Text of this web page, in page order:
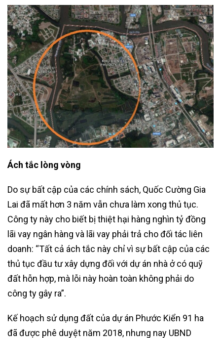
Ách tắc lòng vòng
Do sự bất cập của các chính sách, Quốc Cường Gia
Lai đã mất hơn 3 năm vẫn chưa làm xong thủ tục.
Công ty này cho biết bị thiệt hại hàng nghìn tỷ đồng
lãi vay ngân hàng và lãi vay phải trả cho đối tác liên
doanh: “Tất cả ách tắc này chỉ vì sự bất cập của các
thủ tục đầu tư xây dựng đối với dự án nhà ở có quỹ
đất hỗn hợp, mà lỗi này hoàn toàn không phải do
công ty gây ra”.
Kế hoạch sử dụng đất của dự án Phước Kiển 91 ha
đã được phê duyệt năm 2018, nhưng nay UBND